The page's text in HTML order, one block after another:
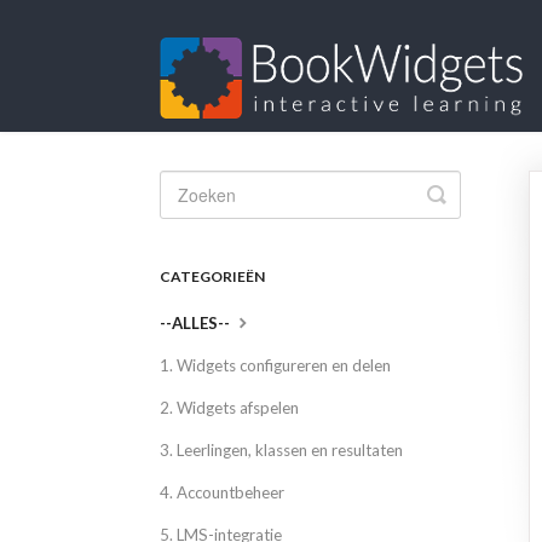
Toggle
Search
CATEGORIEËN
--ALLES--
1. Widgets configureren en delen
2. Widgets afspelen
3. Leerlingen, klassen en resultaten
4. Accountbeheer
5. LMS-integratie